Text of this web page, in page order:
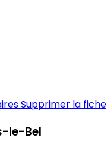
Supprimer la fiche
le-Bel